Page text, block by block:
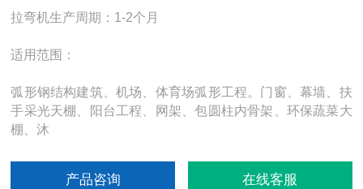
拉弯机生产周期：1-2个月
适用范围：
弧形钢结构建筑、机场、体育场弧形工程。门窗、幕墙、扶
手采光天棚、阳台工程、网架、包圆柱内骨架、环保蔬菜大
棚、沐
产品咨询 在线客服